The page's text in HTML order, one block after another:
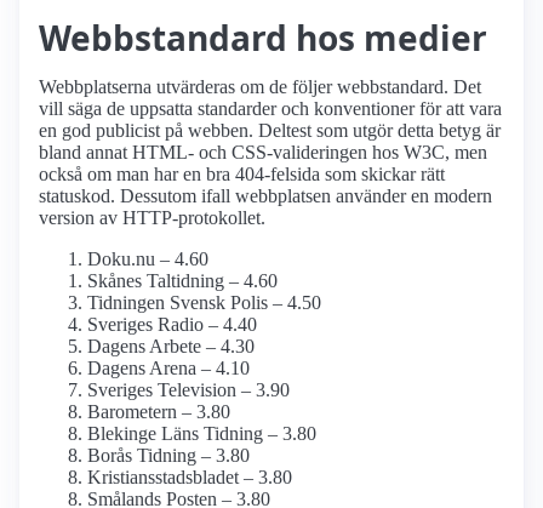
Webbstandard hos medier
Webbplatserna utvärderas om de följer webbstandard. Det
vill säga de uppsatta standarder och konventioner för att vara
en god publicist på webben. Deltest som utgör detta betyg är
bland annat HTML- och CSS-valideringen hos W3C, men
också om man har en bra 404-felsida som skickar rätt
statuskod. Dessutom ifall webbplatsen använder en modern
version av HTTP-protokollet.
Doku.nu – 4.60
Skånes Taltidning – 4.60
Tidningen Svensk Polis – 4.50
Sveriges Radio – 4.40
Dagens Arbete – 4.30
Dagens Arena – 4.10
Sveriges Television – 3.90
Barometern – 3.80
Blekinge Läns Tidning – 3.80
Borås Tidning – 3.80
Kristiansstadsbladet – 3.80
Smålands Posten – 3.80